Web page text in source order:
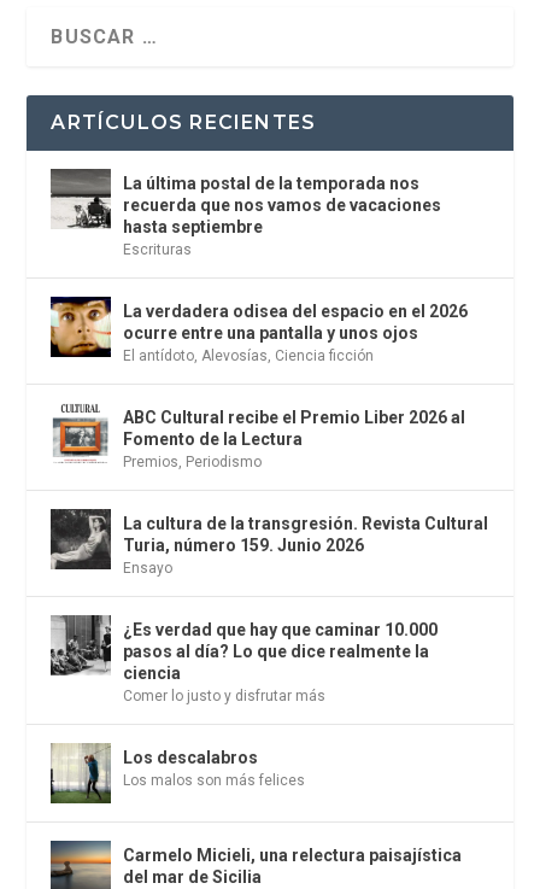
ARTÍCULOS RECIENTES
La última postal de la temporada nos
recuerda que nos vamos de vacaciones
hasta septiembre
Escrituras
La verdadera odisea del espacio en el 2026
ocurre entre una pantalla y unos ojos
El antídoto,Alevosías, Ciencia ficción
ABC Cultural recibe el Premio Liber 2026 al
Fomento de la Lectura
Premios, Periodismo
La cultura de la transgresión. Revista Cultural
Turia, número 159. Junio 2026
Ensayo
¿Es verdad que hay que caminar 10.000
pasos al día? Lo que dice realmente la
ciencia
Comer lo justo y disfrutar más
Los descalabros
Los malos son más felices
Carmelo Micieli, una relectura paisajística
del mar de Sicilia